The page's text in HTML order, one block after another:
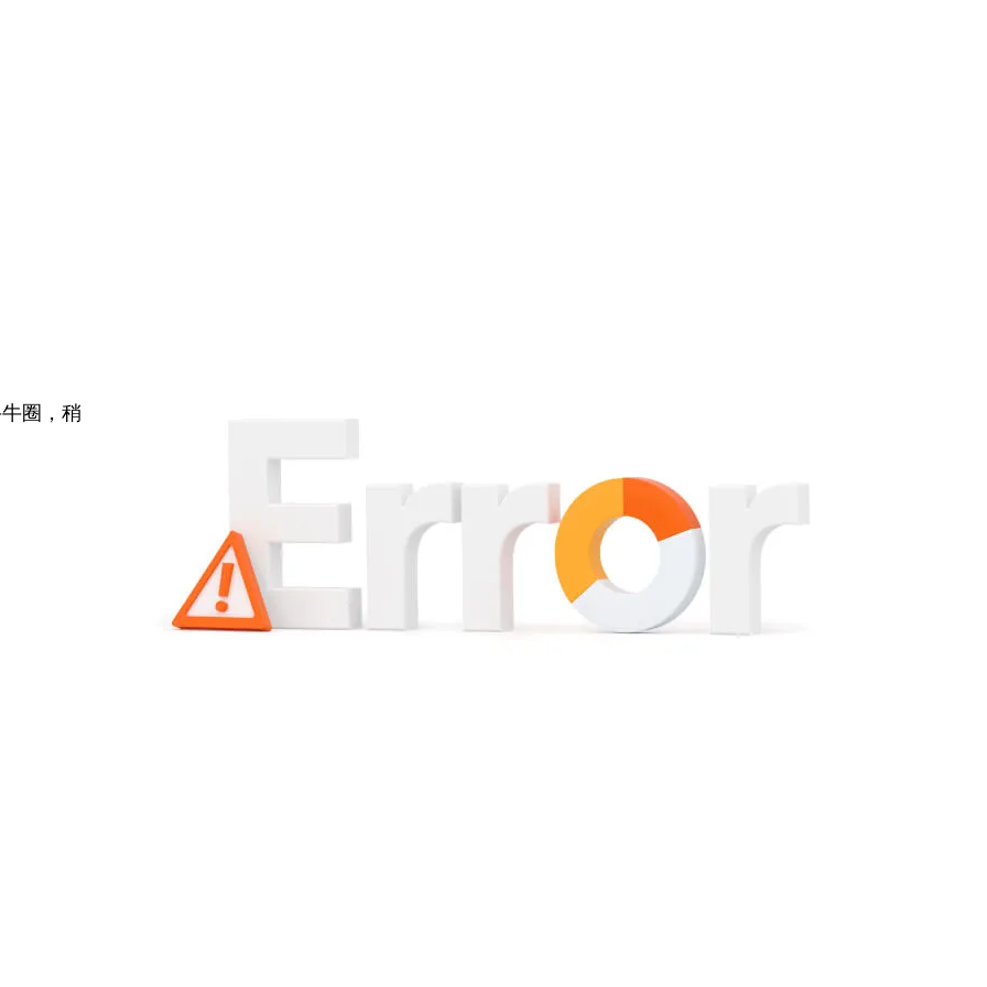
圈，稍